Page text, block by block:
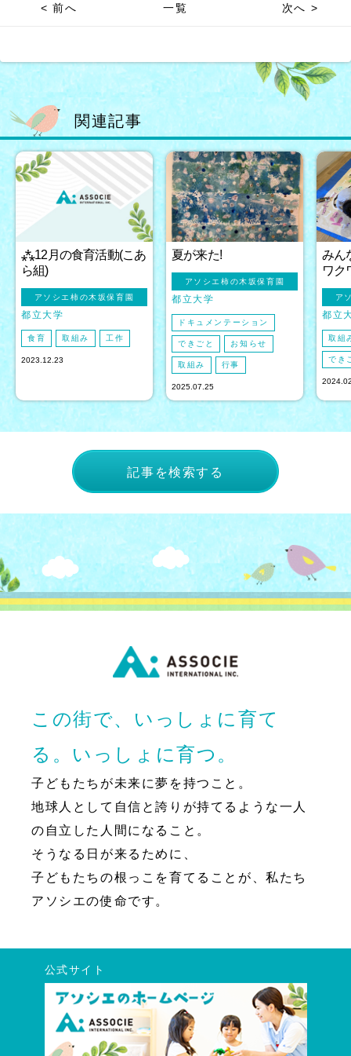
< 前へ 一覧 次へ >
関連記事
⁂12月の食育活動(こあ
ら組)
アソシエ柿の木坂保育園
都立大学
食育 取組み 工作
2023.12.23
夏が来た!
アソシエ柿の木坂保育園
都立大学
ドキュメンテーション
できごと お知らせ
取組み 行事
2025.07.25
みん
ワク
ア
都立
取組
でき
記事を検索する
この街で、いっしょに育て
る。いっしょに育つ。
子どもたちが未来に夢を持つこと。
地球人として自信と誇りが持てるような一人
の自立した人間になること。
そうなる日が来るために、
子どもたちの根っこを育てることが、私たち
アソシエの使命です。
公式サイト